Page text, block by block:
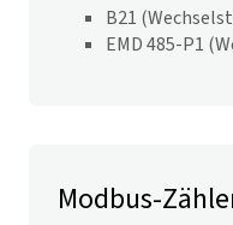
B21
EMD 485-P1
Modbus-